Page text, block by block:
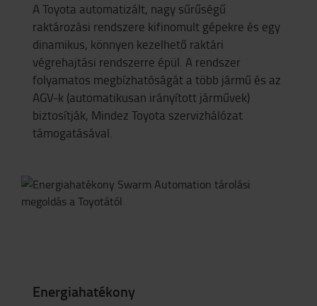
A Toyota automatizált, nagy sűrűségű
raktározási rendszere kifinomult gépekre és egy
dinamikus, könnyen kezelhető raktári
végrehajtási rendszerre épül. A rendszer
folyamatos megbízhatóságát a több jármű és az
AGV-k (automatikusan irányított járművek)
biztosítják, Mindez Toyota szervizhálózat
támogatásával.
Energiahatékony